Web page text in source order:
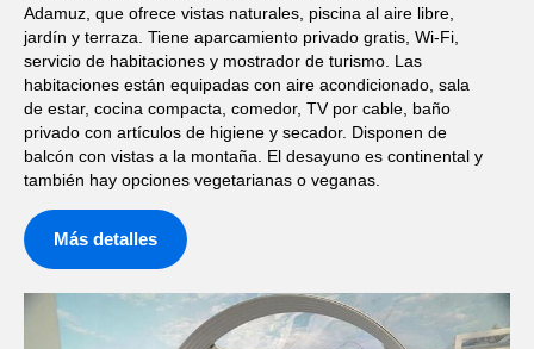
Adamuz, que ofrece vistas naturales, piscina al aire libre,
jardín y terraza. Tiene aparcamiento privado gratis, Wi-Fi,
servicio de habitaciones y mostrador de turismo. Las
habitaciones están equipadas con aire acondicionado, sala
de estar, cocina compacta, comedor, TV por cable, baño
privado con artículos de higiene y secador. Disponen de
balcón con vistas a la montaña. El desayuno es continental y
también hay opciones vegetarianas o veganas.
Más detalles